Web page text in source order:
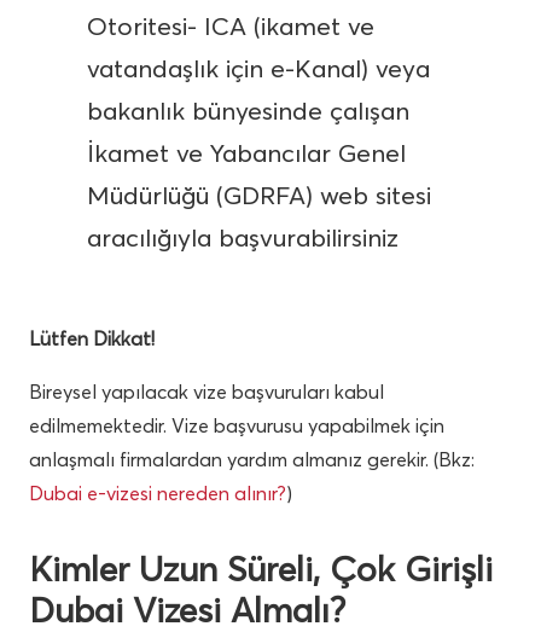
Otoritesi- ICA (ikamet ve
vatandaşlık için e-Kanal) veya
bakanlık bünyesinde çalışan
İkamet ve Yabancılar Genel
Müdürlüğü (GDRFA) web sitesi
aracılığıyla başvurabilirsiniz
Lütfen Dikkat!
Bireysel yapılacak vize başvuruları kabul
edilmemektedir. Vize başvurusu yapabilmek için
anlaşmalı firmalardan yardım almanız gerekir. (Bkz:
Dubai e-vizesi nereden alınır?)
Kimler Uzun Süreli, Çok Girişli
Dubai Vizesi Almalı?